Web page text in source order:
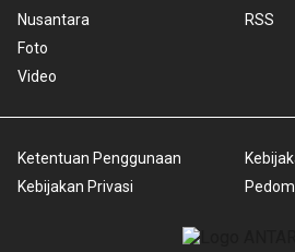
Nusantara
Foto
Video
RSS
Ketentuan Penggunaan
Kebijakan Privasi